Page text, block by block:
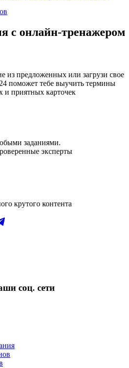
с онлайн-тренажером
из предложенных или загрузи свое
поможет тебе выучить термины
приятных карточек
заданиями.
эксперты
крутого контента
соц. сети